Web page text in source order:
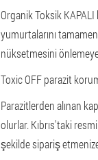
Organik Toksik
yumurtalarını
nüksetmesini
Toxic OFF parazit
Parazitlerden alınan
olurlar. Kıbrıs'taki
şekilde sipariş